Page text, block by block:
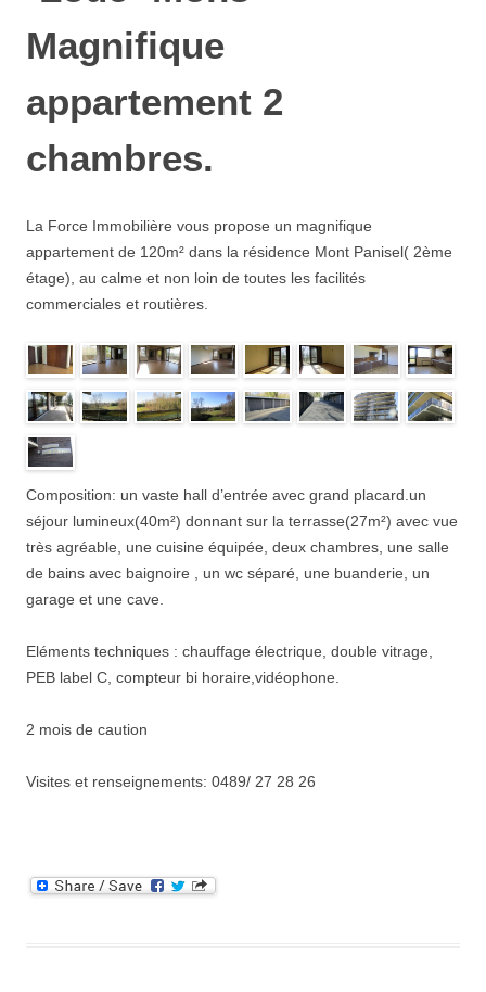
Magnifique
appartement 2
chambres.
La Force Immobilière vous propose un magnifique
appartement de 120m² dans la résidence Mont Panisel( 2ème
étage), au calme et non loin de toutes les facilités
commerciales et routières.
Composition: un vaste hall d’entrée avec grand placard.un
séjour lumineux(40m²) donnant sur la terrasse(27m²) avec vue
très agréable, une cuisine équipée, deux chambres, une salle
de bains avec baignoire , un wc séparé, une buanderie, un
garage et une cave.
Eléments techniques : chauffage électrique, double vitrage,
PEB label C, compteur bi horaire,vidéophone.
2 mois de caution
Visites et renseignements: 0489/ 27 28 26